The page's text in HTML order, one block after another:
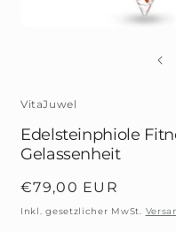
VitaJuwel
Edelsteinphiole
Gelassenheit
Normaler
Preis
€79,00 EUR
Inkl. gesetzlicher MwSt.